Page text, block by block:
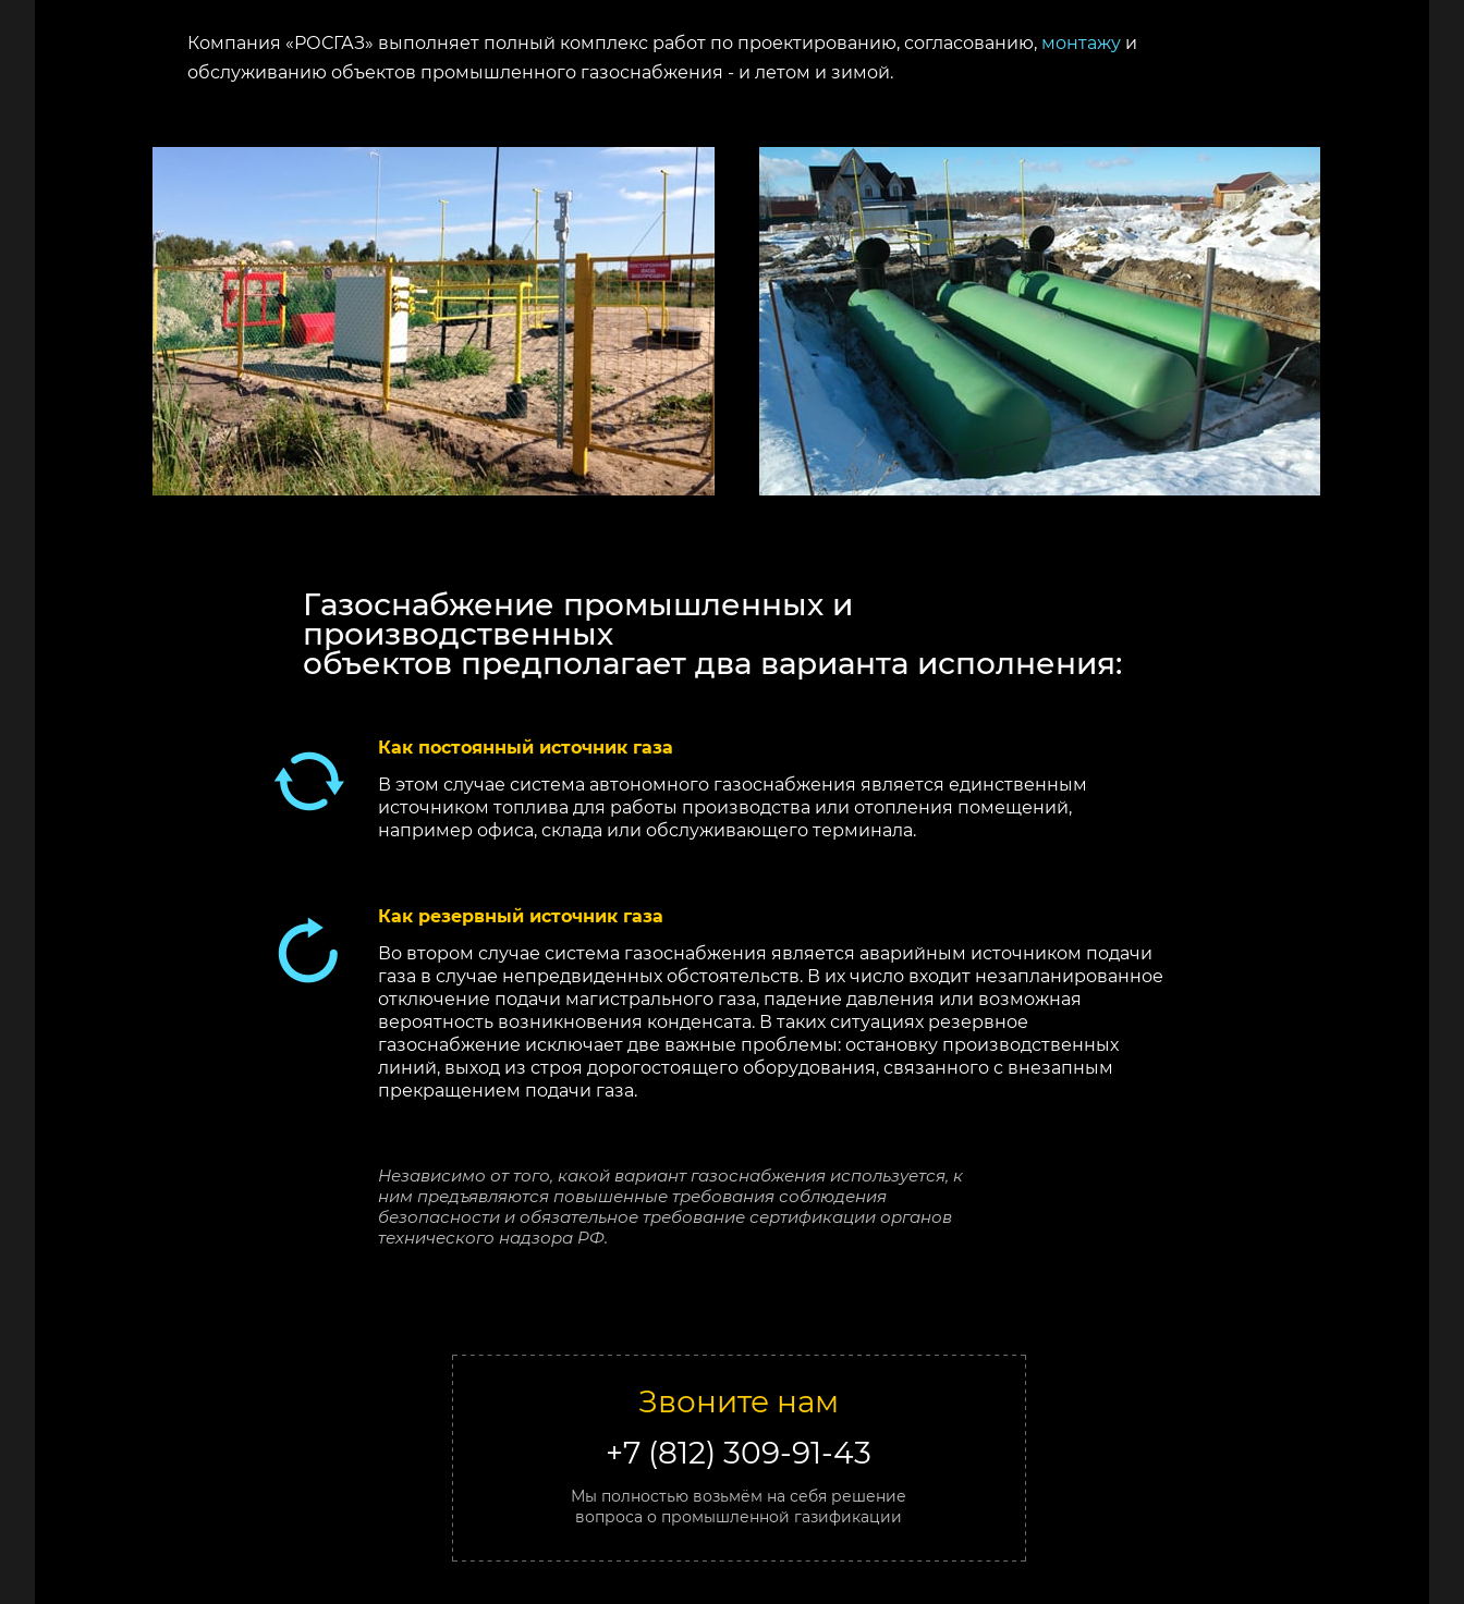
Компания «РОСГАЗ» выполняет полный комплекс работ по проектированию, согласованию, монтажу и
обслуживанию объектов промышленного газоснабжения - и летом и зимой.
Газоснабжение промышленных и
производственных
объектов предполагает два варианта исполнения:
Как постоянный источник газа
В этом случае система автономного газоснабжения является единственным
источником топлива для работы производства или отопления помещений,
например офиса, склада или обслуживающего терминала.
Как резервный источник газа
Во втором случае система газоснабжения является аварийным источником подачи
газа в случае непредвиденных обстоятельств. В их число входит незапланированное
отключение подачи магистрального газа, падение давления или возможная
вероятность возникновения конденсата. В таких ситуациях резервное
газоснабжение исключает две важные проблемы: остановку производственных
линий, выход из строя дорогостоящего оборудования, связанного с внезапным
прекращением подачи газа.
Независимо от того, какой вариант газоснабжения используется, к
ним предъявляются повышенные требования соблюдения
безопасности и обязательное требование сертификации органов
технического надзора РФ.
Звоните нам
+7 (812) 309-91-43
Мы полностью возьмём на себя решение
вопроса о промышленной газификации